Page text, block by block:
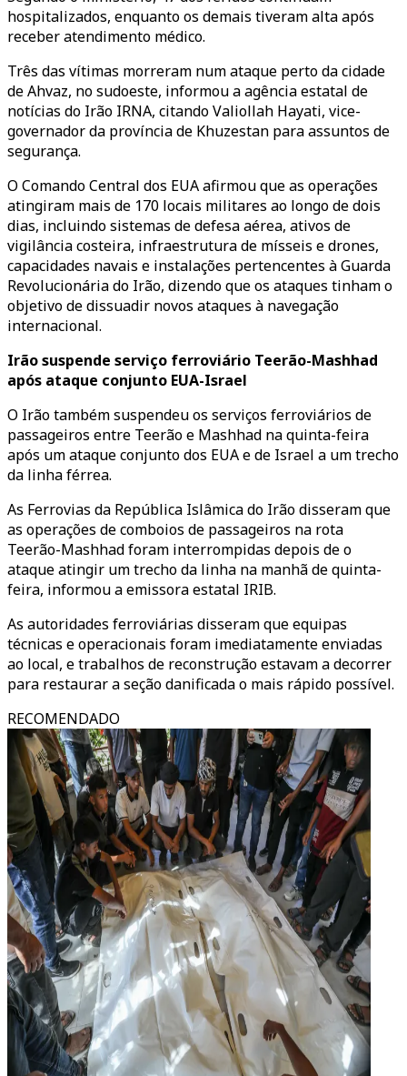
hospitalizados, enquanto os demais tiveram alta após
receber atendimento médico.
Três das vítimas morreram num ataque perto da cidade
de Ahvaz, no sudoeste, informou a agência estatal de
notícias do Irão IRNA, citando Valiollah Hayati, vice-
governador da província de Khuzestan para assuntos de
segurança.
O Comando Central dos EUA afirmou que as operações
atingiram mais de 170 locais militares ao longo de dois
dias, incluindo sistemas de defesa aérea, ativos de
vigilância costeira, infraestrutura de mísseis e drones,
capacidades navais e instalações pertencentes à Guarda
Revolucionária do Irão, dizendo que os ataques tinham o
objetivo de dissuadir novos ataques à navegação
internacional.
Irão suspende serviço ferroviário Teerão-Mashhad
após ataque conjunto EUA-Israel
O Irão também suspendeu os serviços ferroviários de
passageiros entre Teerão e Mashhad na quinta-feira
após um ataque conjunto dos EUA e de Israel a um trecho
da linha férrea.
As Ferrovias da República Islâmica do Irão disseram que
as operações de comboios de passageiros na rota
Teerão-Mashhad foram interrompidas depois de o
ataque atingir um trecho da linha na manhã de quinta-
feira, informou a emissora estatal IRIB.
As autoridades ferroviárias disseram que equipas
técnicas e operacionais foram imediatamente enviadas
ao local, e trabalhos de reconstrução estavam a decorrer
para restaurar a seção danificada o mais rápido possível.
RECOMENDADO